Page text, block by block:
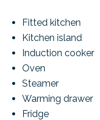
Fitted kitchen
Kitchen island
Induction cooker
Oven
Steamer
Warming drawer
Fridge